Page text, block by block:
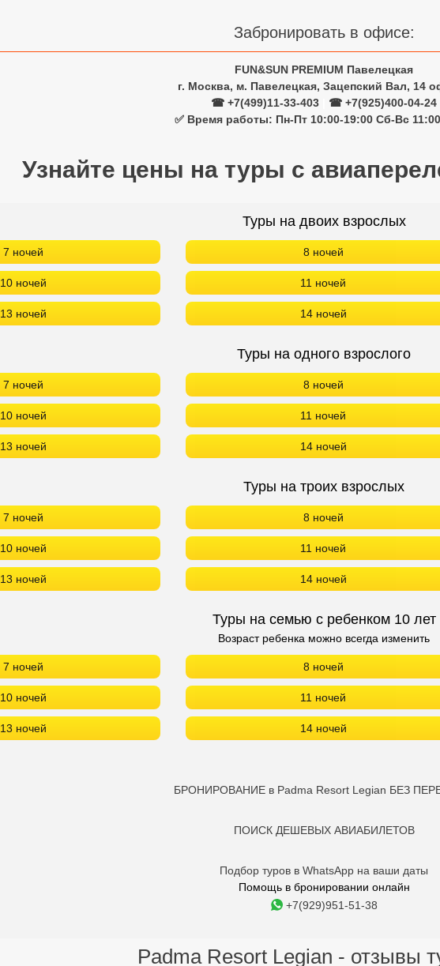
Забронировать в офисе:
FUN&SUN PREMIUM Павелецкая
г. Москва, м. Павелецкая, Зацепский Вал, 14
☎ +7(499)11-33-403
☎ +7(925)400-04-24
✅ Время работы: Пн-Пт 10:00-19:00 Сб-Вс
Узнайте цены на туры с
Туры на двоих взрослых
7 ночей 8 ночей
10 ночей 11 ночей
13 ночей 14 ночей
Туры на одного взрослого
7 ночей 8 ночей
10 ночей 11 ночей
13 ночей 14 ночей
Туры на троих взрослых
7 ночей 8 ночей
10 ночей 11 ночей
13 ночей 14 ночей
Туры на семью с ребенком 10 лет
Возраст ребенка можно всегда изменить
7 ночей 8 ночей
10 ночей 11 ночей
13 ночей 14 ночей
БРОНИРОВАНИЕ в Padma Resort Legian БЕЗ
ПОИСК ДЕШЕВЫХ АВИАБИЛЕТОВ
Подбор туров в WhatsApp на ваши даты
Помощь в бронировании онлайн
+7(929)951-51-38
Padma Resort Legian - отзывы